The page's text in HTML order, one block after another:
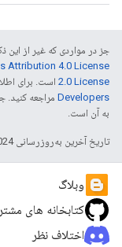
جز در مواردی که غیر از
Attribution 4.0 License
2.0 License است. برای
Developers‏
به آن است.
تاریخ آخرین به‌روزرسانی 2024-11-06 به‌وقت ساعت هماهنگ جهانی.
وبلاگ
کتابخانه های
اختلاف نظر